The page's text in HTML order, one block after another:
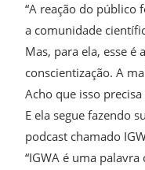
“A reação do público
a comunidade
Mas, para ela, esse é
conscientização. A
Acho que isso
E ela segue fazendo
podcast chamado
“IGWA é uma palavra